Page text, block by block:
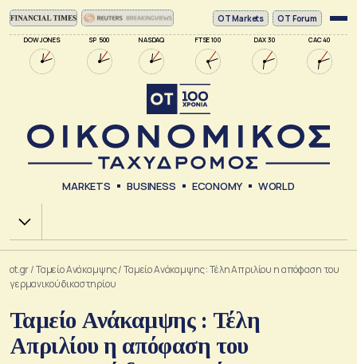
DOW JONES SP 500 NASDAQ FTSE 100 DAX 30 CAC 40
ΟΤ Markets OT Forum
MARKETS BUSINESS ECONOMY WORLD
Χ.Α.
ot.gr/Ταμείο Ανάκαμψης/Ταμείο Ανάκαμψης : Τέλη Απριλίου η απόφαση του
γερμανικού δικαστηρίου
Ταμείο Ανάκαμψης : Τέλη
Απριλίου η απόφαση του